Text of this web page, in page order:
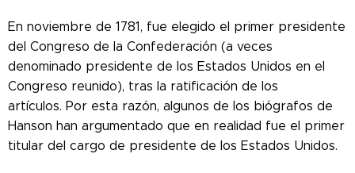
En noviembre de 1781, fue elegido el primer presidente
del Congreso de la Confederación (a veces
denominado presidente de los Estados Unidos en el
Congreso reunido), tras la ratificación de los
artículos. Por esta razón, algunos de los biógrafos de
Hanson han argumentado que en realidad fue el primer
titular del cargo de presidente de los Estados Unidos.